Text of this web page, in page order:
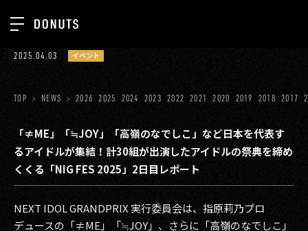
ジョブカン
ゲーム
ミクチャ
医療(CLIUS)
出版メディア
TOP
ABOUT
SERVICES
GROUP
RECRUIT
CONTACT
2025.04.03 イベント
TOP NEWS 2026 2025 2024 2023 2022 2021 2020 2019 2018 2017
「≠ME」「≒JOY」「高嶺のなでしこ」など日本を代表す
るアイドルが集結！計30組が出演したアイドルの祭典を締め
くくる「NIG FES 2025」2日目レポート
NEXT IDOL GRANDPRIX 実⾏委員会は、指原莉乃プロ
デュースの「≠ME」「≒JOY」、さらに「高嶺のなでしこ」